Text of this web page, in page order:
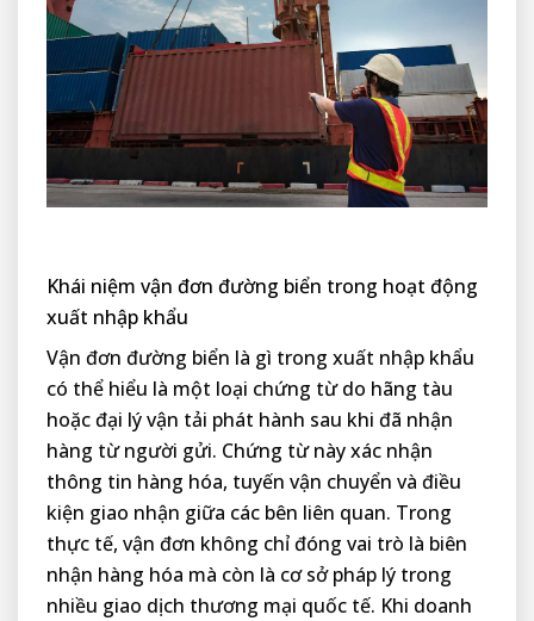
Khái niệm vận đơn đường biển trong hoạt động
xuất nhập khẩu
Vận đơn đường biển là gì trong xuất nhập khẩu
có thể hiểu là một loại chứng từ do hãng tàu
hoặc đại lý vận tải phát hành sau khi đã nhận
hàng từ người gửi. Chứng từ này xác nhận
thông tin hàng hóa, tuyến vận chuyển và điều
kiện giao nhận giữa các bên liên quan. Trong
thực tế, vận đơn không chỉ đóng vai trò là biên
nhận hàng hóa mà còn là cơ sở pháp lý trong
nhiều giao dịch thương mại quốc tế. Khi doanh